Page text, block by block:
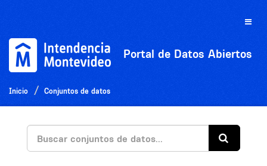
Toggle
Portal de Datos Abiertos
Inicio Conjuntos de datos